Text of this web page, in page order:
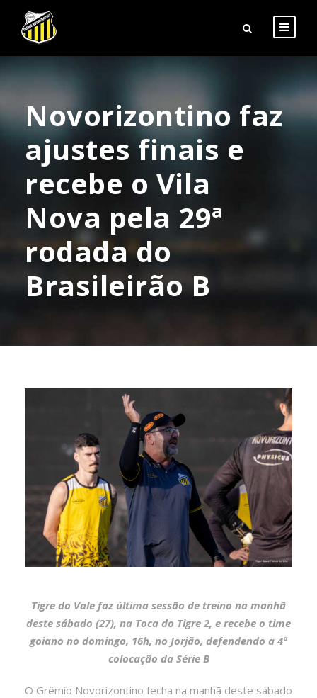
Novorizontino faz
ajustes finais e
recebe o Vila
Nova pela 29ª
rodada do
Brasileirão B
Tigre do Vale faz última sessão de treino na manhã
deste sábado (27), na Toca do Tigre 2, e recebe o time
goiano no domingo, 16h, no Jorjão, defendendo a 4ª
colocação da Série B
O Grêmio Novorizontino fecha na manhã deste sábado